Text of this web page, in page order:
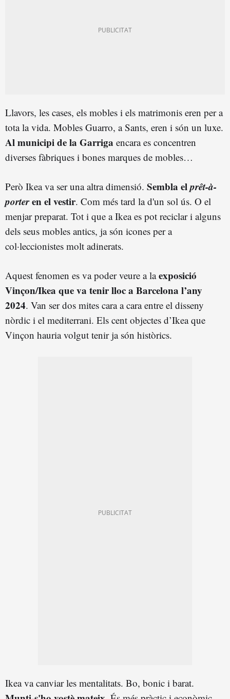
Llavors, les cases, els mobles i els matrimonis eren per a
tota la vida. Mobles Guarro, a Sants, eren i són un luxe.
Al municipi de la Garriga encara es concentren
diverses fàbriques i bones marques de mobles…
Però Ikea va ser una altra dimensió. Sembla elprêt-à-
porteren el vestir. Com més tard la d'un sol ús. O el
menjar preparat. Tot i que a Ikea es pot reciclar i alguns
dels seus mobles antics, ja són icones per a
col·leccionistes molt adinerats.
Aquest fenomen es va poder veure a laexposició
Vinçon/Ikea que va tenir lloc a Barcelona l’any
2024. Van ser dos mites cara a cara entre el disseny
nòrdic i el mediterrani. Els cent objectes d’Ikea que
Vinçon hauria volgut tenir ja són històrics.
Ikea va canviar les mentalitats. Bo, bonic i barat.